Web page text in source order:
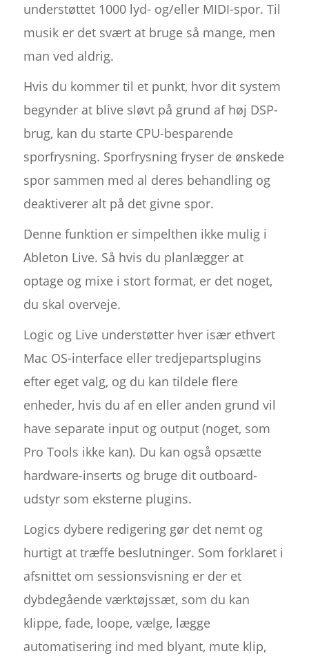
understøttet 1000 lyd- og/eller MIDI-spor. Til
musik er det svært at bruge så mange, men
man ved aldrig.
Hvis du kommer til et punkt, hvor dit system
begynder at blive sløvt på grund af høj DSP-
brug, kan du starte CPU-besparende
sporfrysning. Sporfrysning fryser de ønskede
spor sammen med al deres behandling og
deaktiverer alt på det givne spor.
Denne funktion er simpelthen ikke mulig i
Ableton Live. Så hvis du planlægger at
optage og mixe i stort format, er det noget,
du skal overveje.
Logic og Live understøtter hver især ethvert
Mac OS-interface eller tredjepartsplugins
efter eget valg, og du kan tildele flere
enheder, hvis du af en eller anden grund vil
have separate input og output (noget, som
Pro Tools ikke kan). Du kan også opsætte
hardware-inserts og bruge dit outboard-
udstyr som eksterne plugins.
Logics dybere redigering gør det nemt og
hurtigt at træffe beslutninger. Som forklaret i
afsnittet om sessionsvisning er der et
dybdegående værktøjssæt, som du kan
klippe, fade, loope, vælge, lægge
automatisering ind med blyant, mute klip,